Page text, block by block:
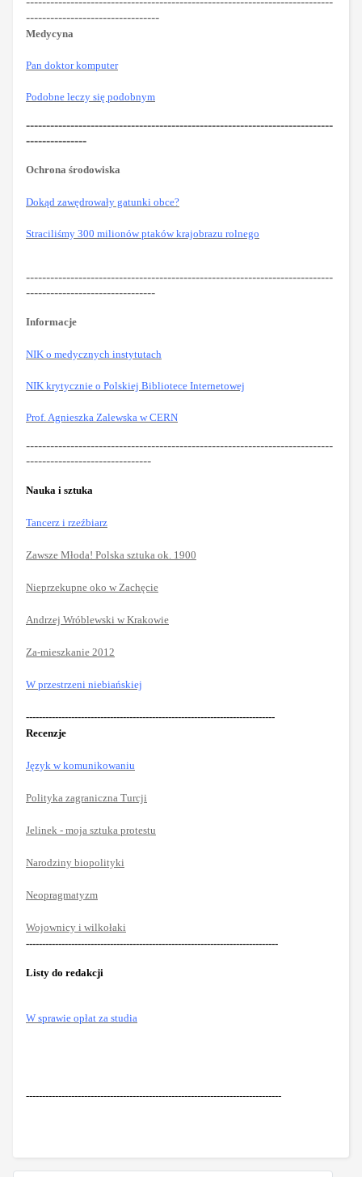
---------------------------------
Medycyna
Pan doktor komputer
Podobne leczy się podobnym
----------------------------------------------------------------------------
---------------
Ochrona środowiska
Dokąd zawędrowały gatunki obce?
Straciliśmy 300 milionów ptaków krajobrazu rolnego
----------------------------------------------------------------------------
--------------------------------
Informacje
NIK o medycznych instytutach
NIK krytycznie o Polskiej Bibliotece Internetowej
Prof. Agnieszka Zalewska w CERN
----------------------------------------------------------------------------
-------------------------------
Nauka i sztuka
Tancerz i rzeźbiarz
Zawsze Młoda! Polska sztuka ok. 1900
Nieprzekupne oko w Zachęcie
Andrzej Wróblewski w Krakowie
Za-mieszkanie 2012
W przestrzeni niebiańskiej
-----------------------------------------------------------------------------
Recenzje
Język w komunikowaniu
Polityka zagraniczna Turcji
Jelinek - moja sztuka protestu
Narodziny biopolityki
Neopragmatyzm
Wojownicy i wilkołaki
------------------------------------------------------------------------------
Listy do redakcji
W sprawie opłat za studia
-------------------------------------------------------------------------------